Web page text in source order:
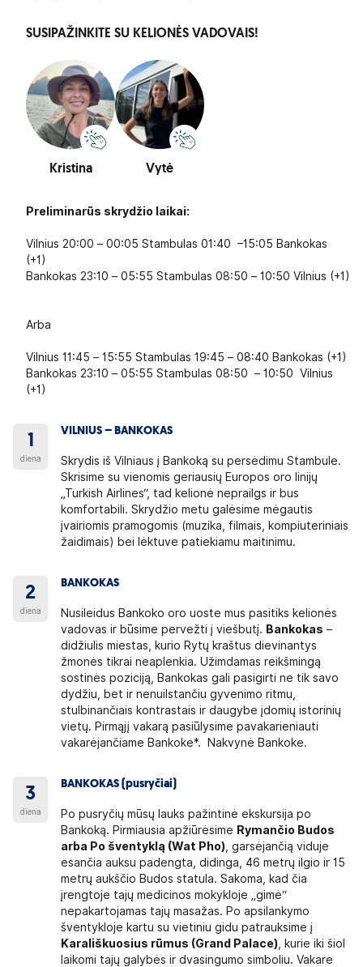
SUSIPAŽINKITE SU KELIONĖS VADOVAIS!
Kristina Vytė
Preliminarūs skrydžio laikai:
Vilnius 20:00 – 00:05 Stambulas 01:40 –15:05 Bankokas
(+1)
Bankokas 23:10 – 05:55 Stambulas 08:50 – 10:50 Vilnius (+1)
Arba
Vilnius 11:45 – 15:55 Stambulas 19:45 – 08:40 Bankokas (+1)
Bankokas 23:10 – 05:55 Stambulas 08:50 – 10:50 Vilnius
(+1)
1
diena
VILNIUS – BANKOKAS
Skrydis iš Vilniaus į Bankoką su persėdimu Stambule.
Skrisime su vienomis geriausių Europos oro linijų
„Turkish Airlines“, tad kelionė neprailgs ir bus
komfortabili. Skrydžio metu galėsime mėgautis
įvairiomis pramogomis (muzika, filmais, kompiuteriniais
žaidimais) bei lėktuve patiekiamu maitinimu.
2
diena
BANKOKAS
Nusileidus Bankoko oro uoste mus pasitiks kelionės
vadovas ir būsime pervežti į viešbutį. Bankokas –
didžiulis miestas, kurio Rytų kraštus dievinantys
žmonės tikrai neaplenkia. Užimdamas reikšmingą
sostinės poziciją, Bankokas gali pasigirti ne tik savo
dydžiu, bet ir nenuilstančiu gyvenimo ritmu,
stulbinančiais kontrastais ir daugybe įdomių istorinių
vietų. Pirmąjį vakarą pasiūlysime pavakarieniauti
vakarėjančiame Bankoke*. Nakvynė Bankoke.
3
diena
BANKOKAS (pusryčiai)
Po pusryčių mūsų lauks pažintinė ekskursija po
Bankoką. Pirmiausia apžiūrėsime Rymančio Budos
arba Po šventyklą (Wat Pho) , garsėjančią viduje
esančia auksu padengta, didinga, 46 metrų ilgio ir 15
metrų aukščio Budos statula. Sakoma, kad čia
įrengtoje tajų medicinos mokykloje „gimė“
nepakartojamas tajų masažas. Po apsilankymo
šventykloje kartu su vietiniu gidu patrauksime į
Karališkuosius rūmus (Grand Palace) , kurie iki šiol
laikomi tajų galybės ir dvasingumo simboliu. Vakare